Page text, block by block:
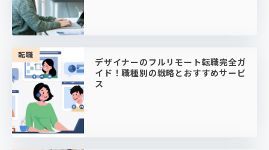
転職
デザイナーのフルリモート転職完全ガ
イド！職種別の戦略とおすすめサービ
ス